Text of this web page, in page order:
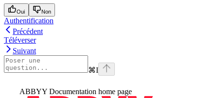
Oui Non
Authentification
Précédent
Téléverser
Suivant
⌘I
ABBYY Documentation home page